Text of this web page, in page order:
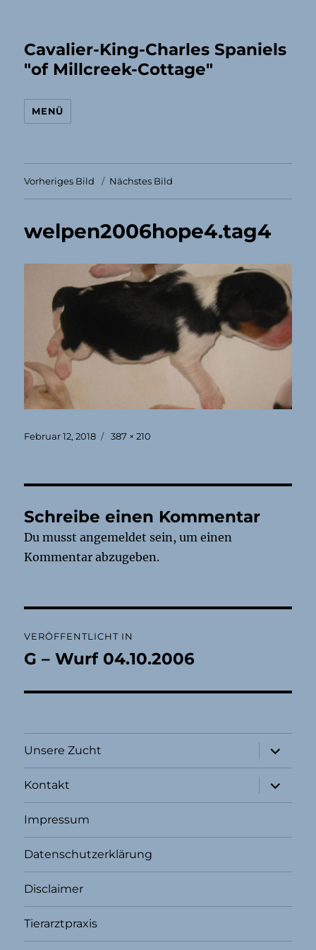
Cavalier-King-Charles Spaniels
"of Millcreek-Cottage"
MENÜ
Vorheriges Bild Nächstes Bild
welpen2006hope4.tag4
Veröffentlicht
Februar 12, 2018 Originalgröße
387 × 210
Schreibe einen Kommentar
Du musstangemeldet sein, um einen
Kommentar abzugeben.
VERÖFFENTLICHT IN
G – Wurf 04.10.2006
Unsere Zucht
öffnen
Kontakt
öffnen
Impressum
Datenschutzerklärung
Disclaimer
Tierarztpraxis